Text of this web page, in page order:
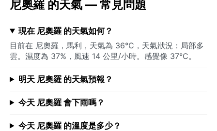
尼奧羅 的天氣 — 常見問題
現在 尼奧羅 的天氣如何？
目前在 尼奧羅，馬利，天氣為 36°C，天氣狀況：局部多
雲。濕度為 37%，風速 14 公里/小時。感覺像 37°C。
明天 尼奧羅 的天氣預報？
今天 尼奧羅 會下雨嗎？
今天 尼奧羅 的溫度是多少？